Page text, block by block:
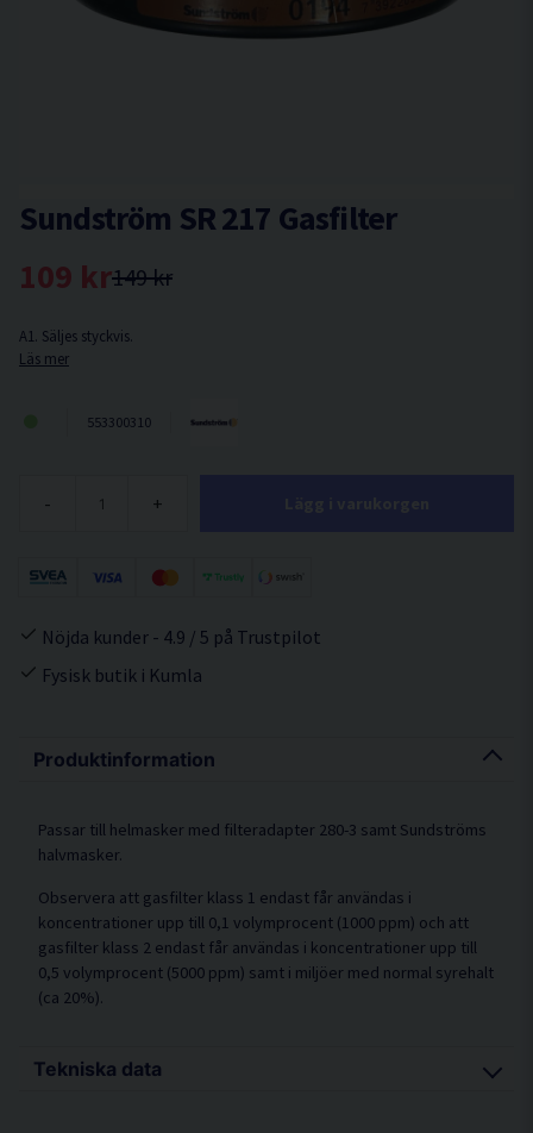
Produktinformation
Passar till helmasker med filteradapter 280-3 samt Sundströms
halvmasker.
Observera att gasfilter klass 1 endast får användas i
koncentrationer upp till 0,1 volymprocent (1000 ppm) och att
gasfilter klass 2 endast får användas i koncentrationer upp till
0,5 volymprocent (5000 ppm) samt i miljöer med normal syrehalt
(ca 20%).
Tekniska data
Sundström SR 217 Gasfilter
149 kr
109 kr
A1. Säljes styckvis.
Läs mer
553300310
- +
Nöjda kunder - 4.9 / 5 på Trustpilot
Fysisk butik i Kumla